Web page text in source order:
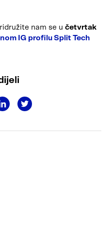
nam se u četvrtak
IG profilu Split Tech